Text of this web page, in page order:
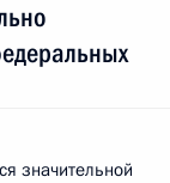
значительной